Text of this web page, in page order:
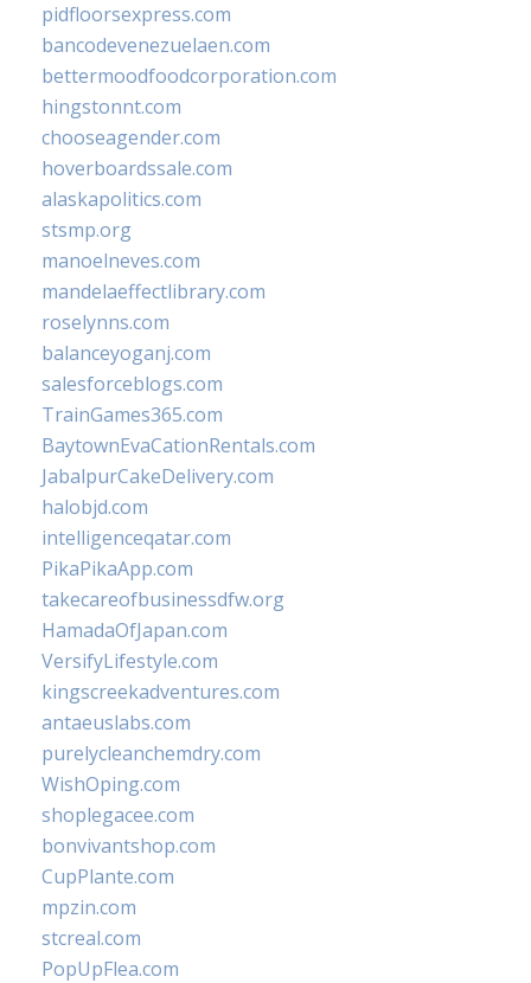
pidfloorsexpress.com
bancodevenezuelaen.com
bettermoodfoodcorporation.com
hingstonnt.com
chooseagender.com
hoverboardssale.com
alaskapolitics.com
stsmp.org
manoelneves.com
mandelaeffectlibrary.com
roselynns.com
balanceyoganj.com
salesforceblogs.com
TrainGames365.com
BaytownEvaCationRentals.com
JabalpurCakeDelivery.com
halobjd.com
intelligenceqatar.com
PikaPikaApp.com
takecareofbusinessdfw.org
HamadaOfJapan.com
VersifyLifestyle.com
kingscreekadventures.com
antaeuslabs.com
purelycleanchemdry.com
WishOping.com
shoplegacee.com
bonvivantshop.com
CupPlante.com
mpzin.com
stcreal.com
PopUpFlea.com